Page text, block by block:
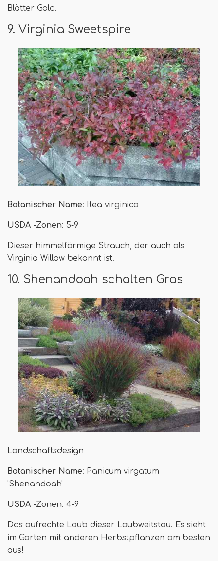
Blätter Gold.
9. Virginia Sweetspire
Botanischer Name: Itea virginica
USDA -Zonen: 5-9
Dieser himmelförmige Strauch, der auch als
Virginia Willow bekannt ist.
10. Shenandoah schalten Gras
Landschaftsdesign
Botanischer Name: Panicum virgatum
'Shenandoah'
USDA -Zonen: 4-9
Das aufrechte Laub dieser Laubweitstau. Es sieht
im Garten mit anderen Herbstpflanzen am besten
aus!